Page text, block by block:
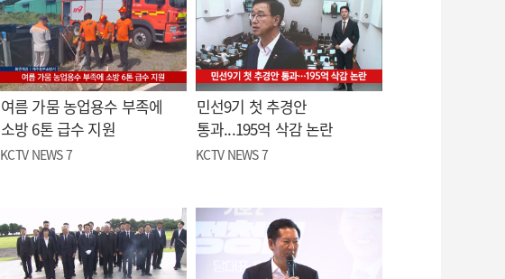
여름 가뭄 농업용수 부족에
소방 6톤 급수 지원
KCTV NEWS 7
민선9기 첫 추경안
통과...195억 삭감 논란
KCTV NEWS 7